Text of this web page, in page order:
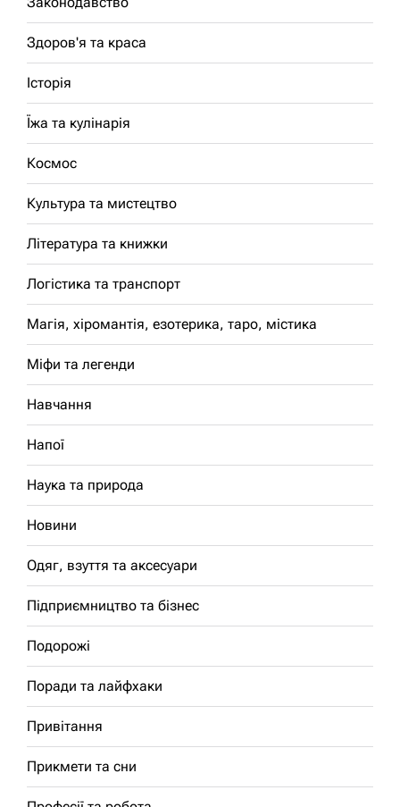
Здоров'я та краса
Історія
Їжа та кулінарія
Космос
Культура та мистецтво
Література та книжки
Логістика та транспорт
Магія, хіромантія, езотерика, таро, містика
Міфи та легенди
Навчання
Напої
Наука та природа
Новини
Одяг, взуття та аксесуари
Підприємництво та бізнес
Подорожі
Поради та лайфхаки
Привітання
Прикмети та сни